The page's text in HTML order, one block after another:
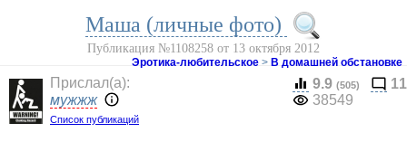
Маша (личные фото)
Публикация №1108258 от 13 октября 2012
Эротика-любительское > В домашней обстановке
Прислал(a):
мужжж
Список публикаций
9.9 (505)
11
38549